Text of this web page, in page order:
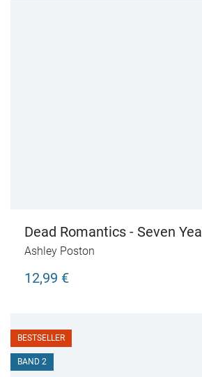
Dead Romantics - Seven
Ashley Poston
12,99 €
BESTSELLER
BAND 2